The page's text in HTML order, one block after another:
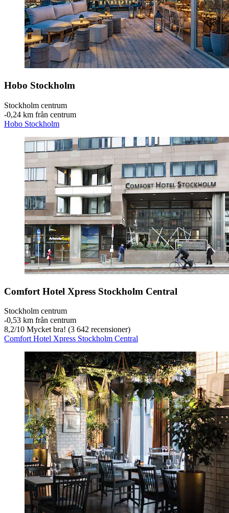
Hobo Stockholm
Stockholm centrum
‐0,24 km från centrum
Hobo Stockholm
Comfort Hotel Xpress Stockholm Central
Stockholm centrum
‐0,53 km från centrum
8,2/10 Mycket bra! (3 642 recensioner)
Comfort Hotel Xpress Stockholm Central